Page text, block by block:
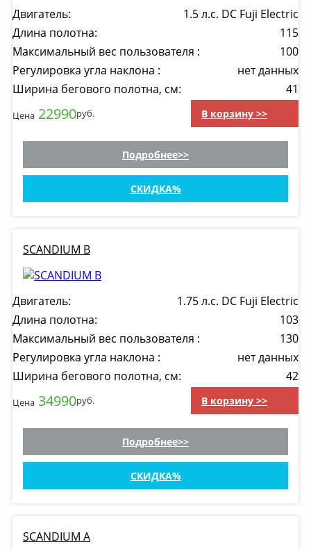
Двигатель:
1.5 л.с. DC Fuji Electric
Длина полотна:
115
Максимальный вес пользователя :
100
Регулировка угла наклона :
нет данных
Ширина бегового полотна, см:
41
Цена 22990руб. В корзину >>
Подробнее
СКИДКА
SCANDIUM B
Двигатель:
1.75 л.с. DC Fuji Electric
Длина полотна:
103
Максимальный вес пользователя :
130
Регулировка угла наклона :
нет данных
Ширина бегового полотна, см:
42
Цена 34990руб. В корзину >>
Подробнее
СКИДКА
SCANDIUM A